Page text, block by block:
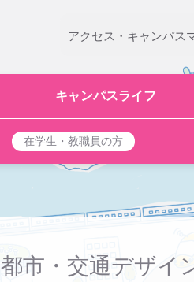
アクセス・キャンパス
キャンパスライフ
在学生・教職員の方
都市・交通デザイ